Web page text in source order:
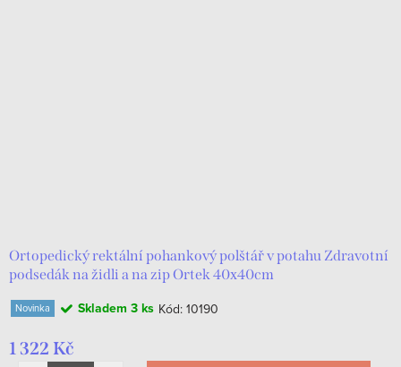
Ortopedický rektální pohankový polštář v potahu Zdravotní
podsedák na židli a na zip Ortek 40х40cm
Novinka Skladem 3 ks Kód: 10190
1 322 Kč